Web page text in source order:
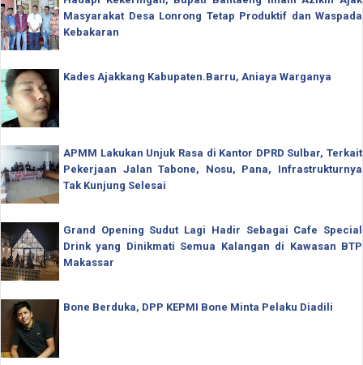
Masyarakat Desa Lonrong Tetap Produktif dan Waspada
Kebakaran
Kades Ajakkang Kabupaten.Barru, Aniaya Warganya
APMM Lakukan Unjuk Rasa di Kantor DPRD Sulbar, Terkait
Pekerjaan Jalan Tabone, Nosu, Pana, Infrastrukturnya
Tak Kunjung Selesai
Grand Opening Sudut Lagi Hadir Sebagai Cafe Special
Drink yang Dinikmati Semua Kalangan di Kawasan BTP
Makassar
Bone Berduka, DPP KEPMI Bone Minta Pelaku Diadili